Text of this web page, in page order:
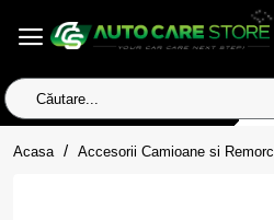
Căutare...
Acasa homeAccesorii Camioane si